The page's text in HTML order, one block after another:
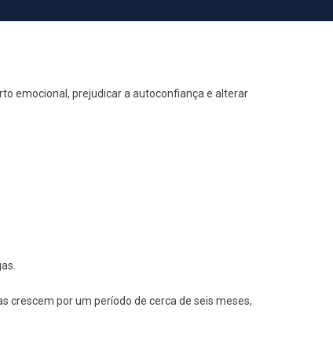
emocional, prejudicar a autoconfiança e alterar
crescem por um período de cerca de seis meses,